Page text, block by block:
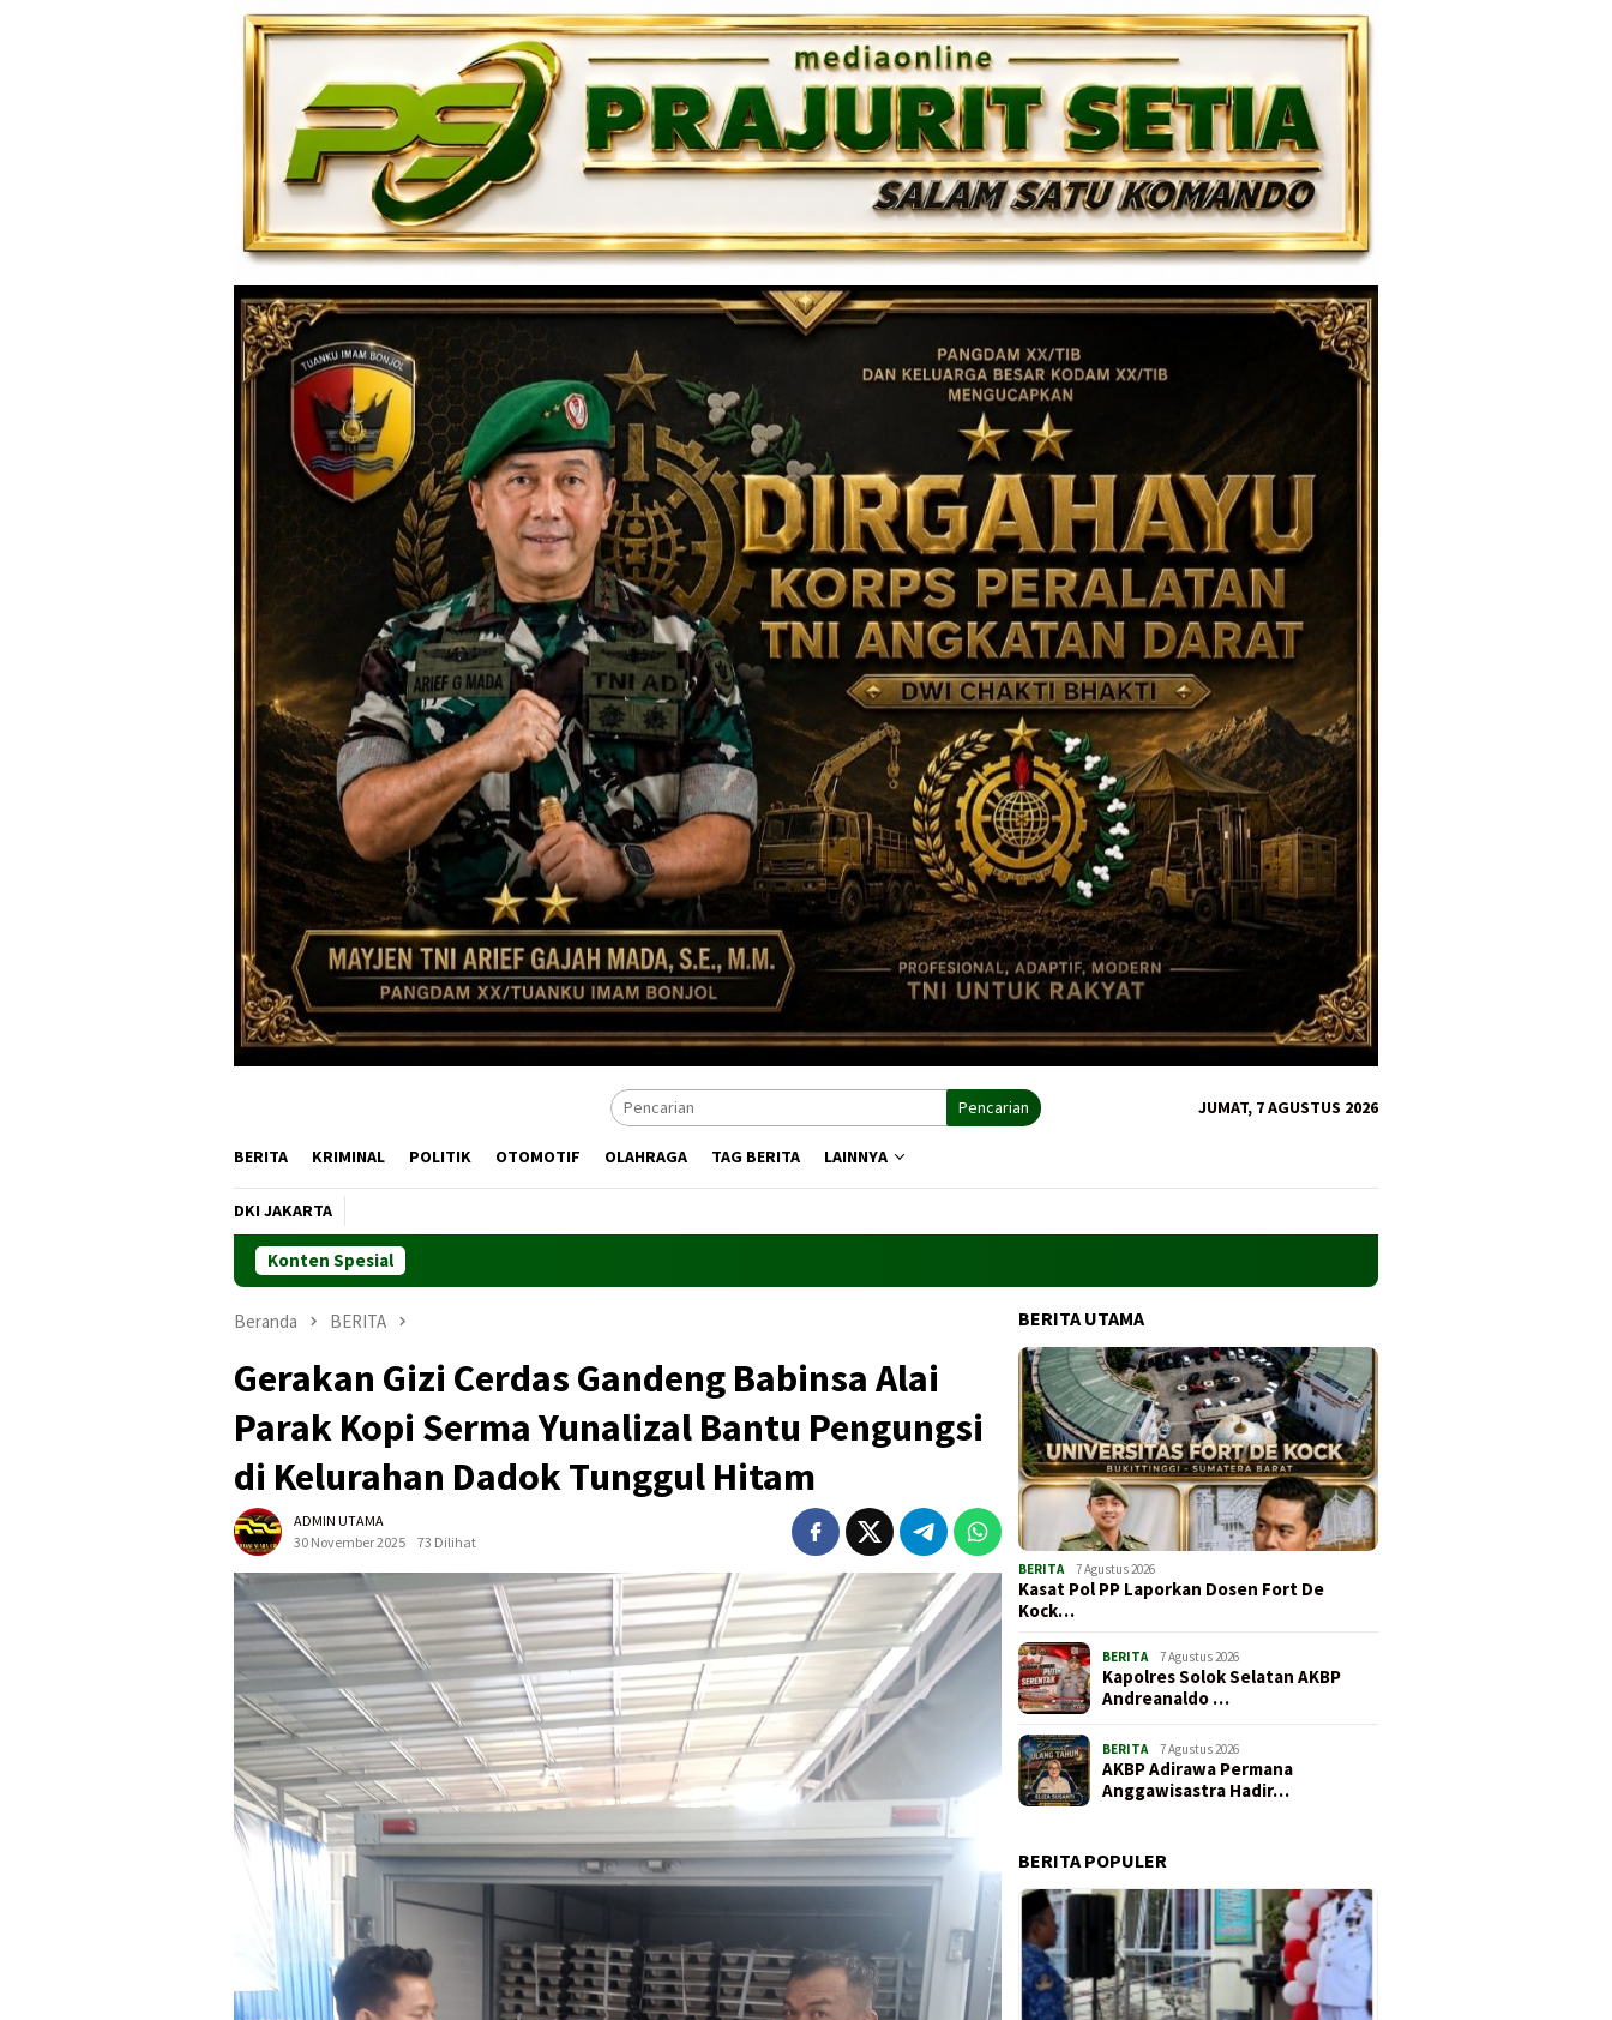
Pencarian JUMAT, 7 AGUSTUS 2026
BERITA KRIMINAL POLITIK OTOMOTIF OLAHRAGA TAG BERITA LAINNYA
DKI JAKARTA
Konten Spesial
Beranda BERITA
Gerakan Gizi Cerdas Gandeng Babinsa Alai
Parak Kopi Serma Yunalizal Bantu Pengungsi
di Kelurahan Dadok Tunggul Hitam
ADMIN UTAMA
30 November 2025
73 Dilihat
BERITA UTAMA
BERITA 7 Agustus 2026
Kasat Pol PP Laporkan Dosen Fort De
Kock…
BERITA 7 Agustus 2026
Kapolres Solok Selatan AKBP
Andreanaldo …
BERITA 7 Agustus 2026
AKBP Adirawa Permana
Anggawisastra Hadir…
BERITA POPULER